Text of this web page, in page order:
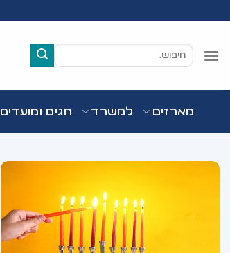
content
חיפוש
עבור:
מארזים למשרד חגים ומועדים